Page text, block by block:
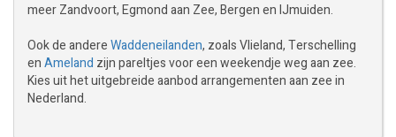
meer Zandvoort, Egmond aan Zee, Bergen en IJmuiden.
Ook de andereWaddeneilanden, zoals Vlieland, Terschelling
enAmeland zijn pareltjes voor een weekendje weg aan zee.
Kies uit het uitgebreide aanbod arrangementen aan zee in
Nederland.